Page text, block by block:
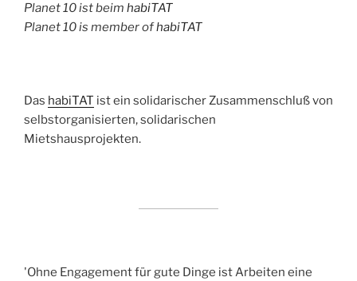
Planet 10 ist beim habiTAT
Planet 10 is member ofhabiTAT
Das habiTAT ist ein solidarischer Zusammenschluß von
selbstorganisierten, solidarischen
Mietshausprojekten.
'Ohne Engagement für gute Dinge ist Arbeiten eine